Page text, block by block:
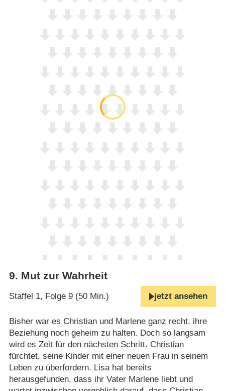
9. Mut zur Wahrheit
Staffel 1, Folge 9 (50 Min.) jetzt ansehen
Bisher war es Christian und Marlene ganz recht, ihre
Beziehung noch geheim zu halten. Doch so langsam
wird es Zeit für den nächsten Schritt. Christian
fürchtet, seine Kinder mit einer neuen Frau in seinem
Leben zu überfordern. Lisa hat bereits
herausgefunden, dass ihr Vater Marlene liebt und